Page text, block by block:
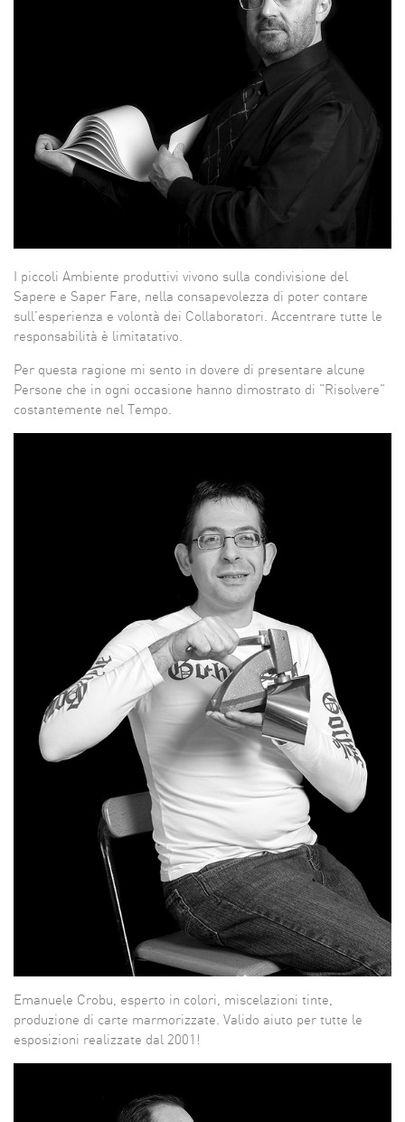
I piccoli Ambiente produttivi vivono sulla condivisione del
Sapere e Saper Fare, nella consapevolezza di poter contare
sull'esperienza e volontà dei Collaboratori. Accentrare tutte le
responsabilità è limitatativo.
Per questa ragione mi sento in dovere di presentare alcune
Persone che in ogni occasione hanno dimostrato di "Risolvere"
costantemente nel Tempo.
Emanuele Crobu, esperto in colori, miscelazioni tinte,
produzione di carte marmorizzate. Valido aiuto per tutte le
esposizioni realizzate dal 2001!